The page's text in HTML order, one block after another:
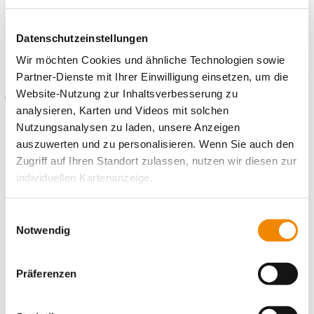
Datenschutzeinstellungen
Wir möchten Cookies und ähnliche Technologien sowie
Partner-Dienste mit Ihrer Einwilligung einsetzen, um die
Website-Nutzung zur Inhaltsverbesserung zu
analysieren, Karten und Videos mit solchen
Nutzungsanalysen zu laden, unsere Anzeigen
auszuwerten und zu personalisieren. Wenn Sie auch den
Zugriff auf Ihren Standort zulassen, nutzen wir diesen zur
individuellen Kartenanzeige.
unsere Partner Daten wie Ihre IP-Adresse und
verarbeiten diese zusammen mit Daten von anderen
Websites. Die Partner erkennen mitunter auch, wenn Sie
zum Website-Besuch verschiedene Geräte verwenden,
Notwendig
Präferenzen
Identität zu entdecken
Wichtige Informationen
Betreuungsalter: 6 bis 12 Jahre
Öffnungszeiten:
Früh-Hort: Montag bis Freitag von 06:00 bis 08:00 Uhr
Nachmittagsbetreuung:Montag bis Freitag von 13:00 bis 17:00
Ferienbetreuung: